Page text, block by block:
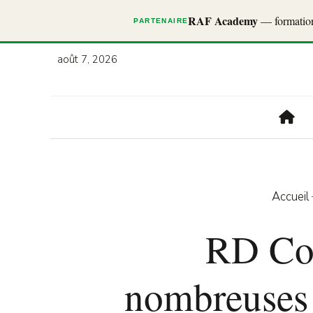
PARTENAIRERAF Academy—
août 7, 2026
Accueil
RD